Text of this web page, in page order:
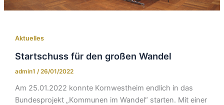
Aktuelles
Startschuss für den großen Wandel
admin1 /26/01/2022
Am 25.01.2022 konnte Kornwestheim endlich in das
Bundesprojekt „Kommunen im Wandel“ starten. Mit einer